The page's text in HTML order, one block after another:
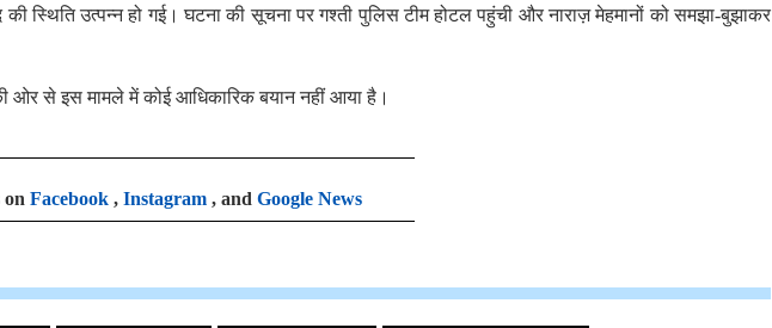
की स्थिति उत्पन्न हो गई। घटना की सूचना पर गश्ती पुलिस टीम होटल पहुंची और नाराज़ मेहमानों को समझा-बुझाकर
ओर से इस मामले में कोई आधिकारिक बयान नहीं आया है।
Facebook , Instagram , and Google News